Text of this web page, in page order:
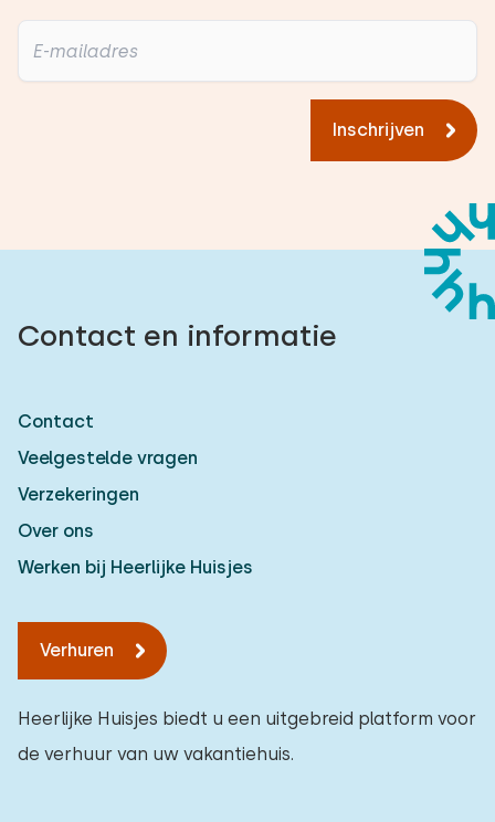
Inschrijven
Contact en informatie
Contact
Veelgestelde vragen
Verzekeringen
Over ons
Werken bij Heerlijke Huisjes
Verhuren
Heerlijke Huisjes biedt u een uitgebreid platform voor
de verhuur van uw vakantiehuis.